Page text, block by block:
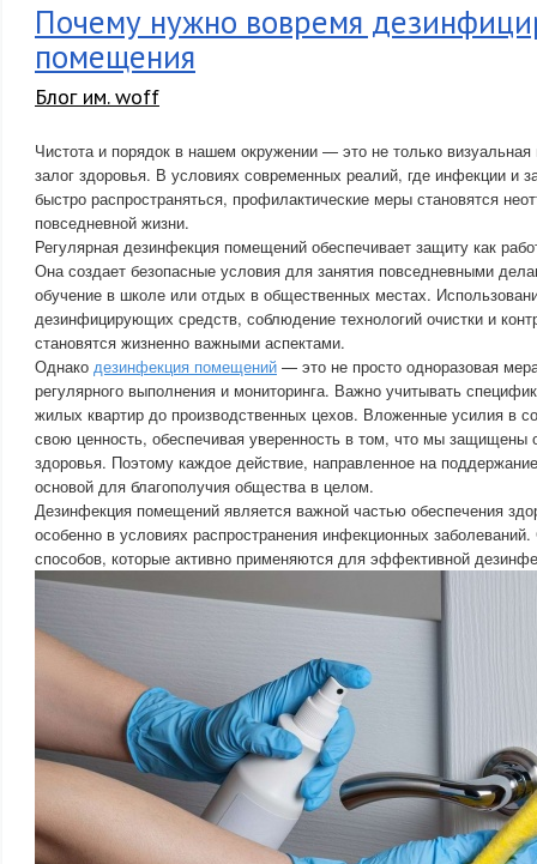
Почему нужно вовремя
помещения
Блог им. woff
Чистота и порядок в нашем окружении — это не только визуальная
залог здоровья. В условиях современных реалий, где инфекции и
быстро распространяться, профилактические меры становятся
повседневной жизни.
Регулярная дезинфекция помещений обеспечивает защиту как
Она создает безопасные условия для занятия повседневными
обучение в школе или отдых в общественных местах.
дезинфицирующих средств, соблюдение технологий очистки и
становятся жизненно важными аспектами.
Однако дезинфекция помещений — это не просто одноразовая
регулярного выполнения и мониторинга. Важно учитывать
жилых квартир до производственных цехов. Вложенные усилия в
свою ценность, обеспечивая уверенность в том, что мы защищены
здоровья. Поэтому каждое действие, направленное на
основой для благополучия общества в целом.
Дезинфекция помещений является важной частью обеспечения
особенно в условиях распространения инфекционных
способов, которые активно применяются для эффективной